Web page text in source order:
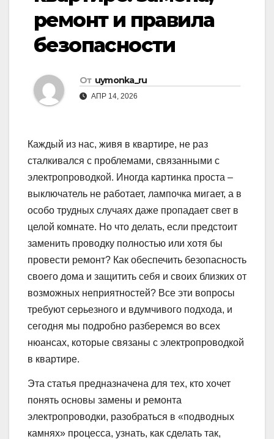
ремонт и правила
безопасности
От uymonka_ru
АПР 14, 2026
Каждый из нас, живя в квартире, не раз
сталкивался с проблемами, связанными с
электропроводкой. Иногда картинка проста –
выключатель не работает, лампочка мигает, а в
особо трудных случаях даже пропадает свет в
целой комнате. Но что делать, если предстоит
заменить проводку полностью или хотя бы
провести ремонт? Как обеспечить безопасность
своего дома и защитить себя и своих близких от
возможных неприятностей? Все эти вопросы
требуют серьезного и вдумчивого подхода, и
сегодня мы подробно разберемся во всех
нюансах, которые связаны с электропроводкой
в квартире.
Эта статья предназначена для тех, кто хочет
понять основы замены и ремонта
электропроводки, разобраться в «подводных
камнях» процесса, узнать, как сделать так,